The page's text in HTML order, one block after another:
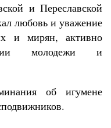
и Переславской
любовь и уважение
и мирян, активно
молодежи и
об игумене